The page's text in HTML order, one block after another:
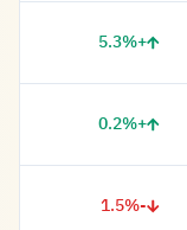
+5.3%
+0.2%
-1.5%